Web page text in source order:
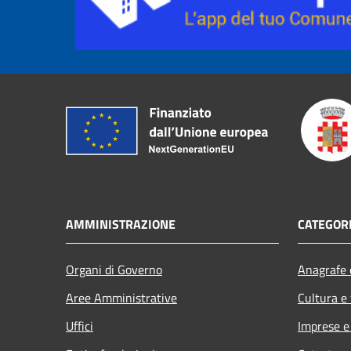
AMMINISTRAZIONE
Organi di Governo
Aree Amministrative
Uffici
Cultura
Imprese